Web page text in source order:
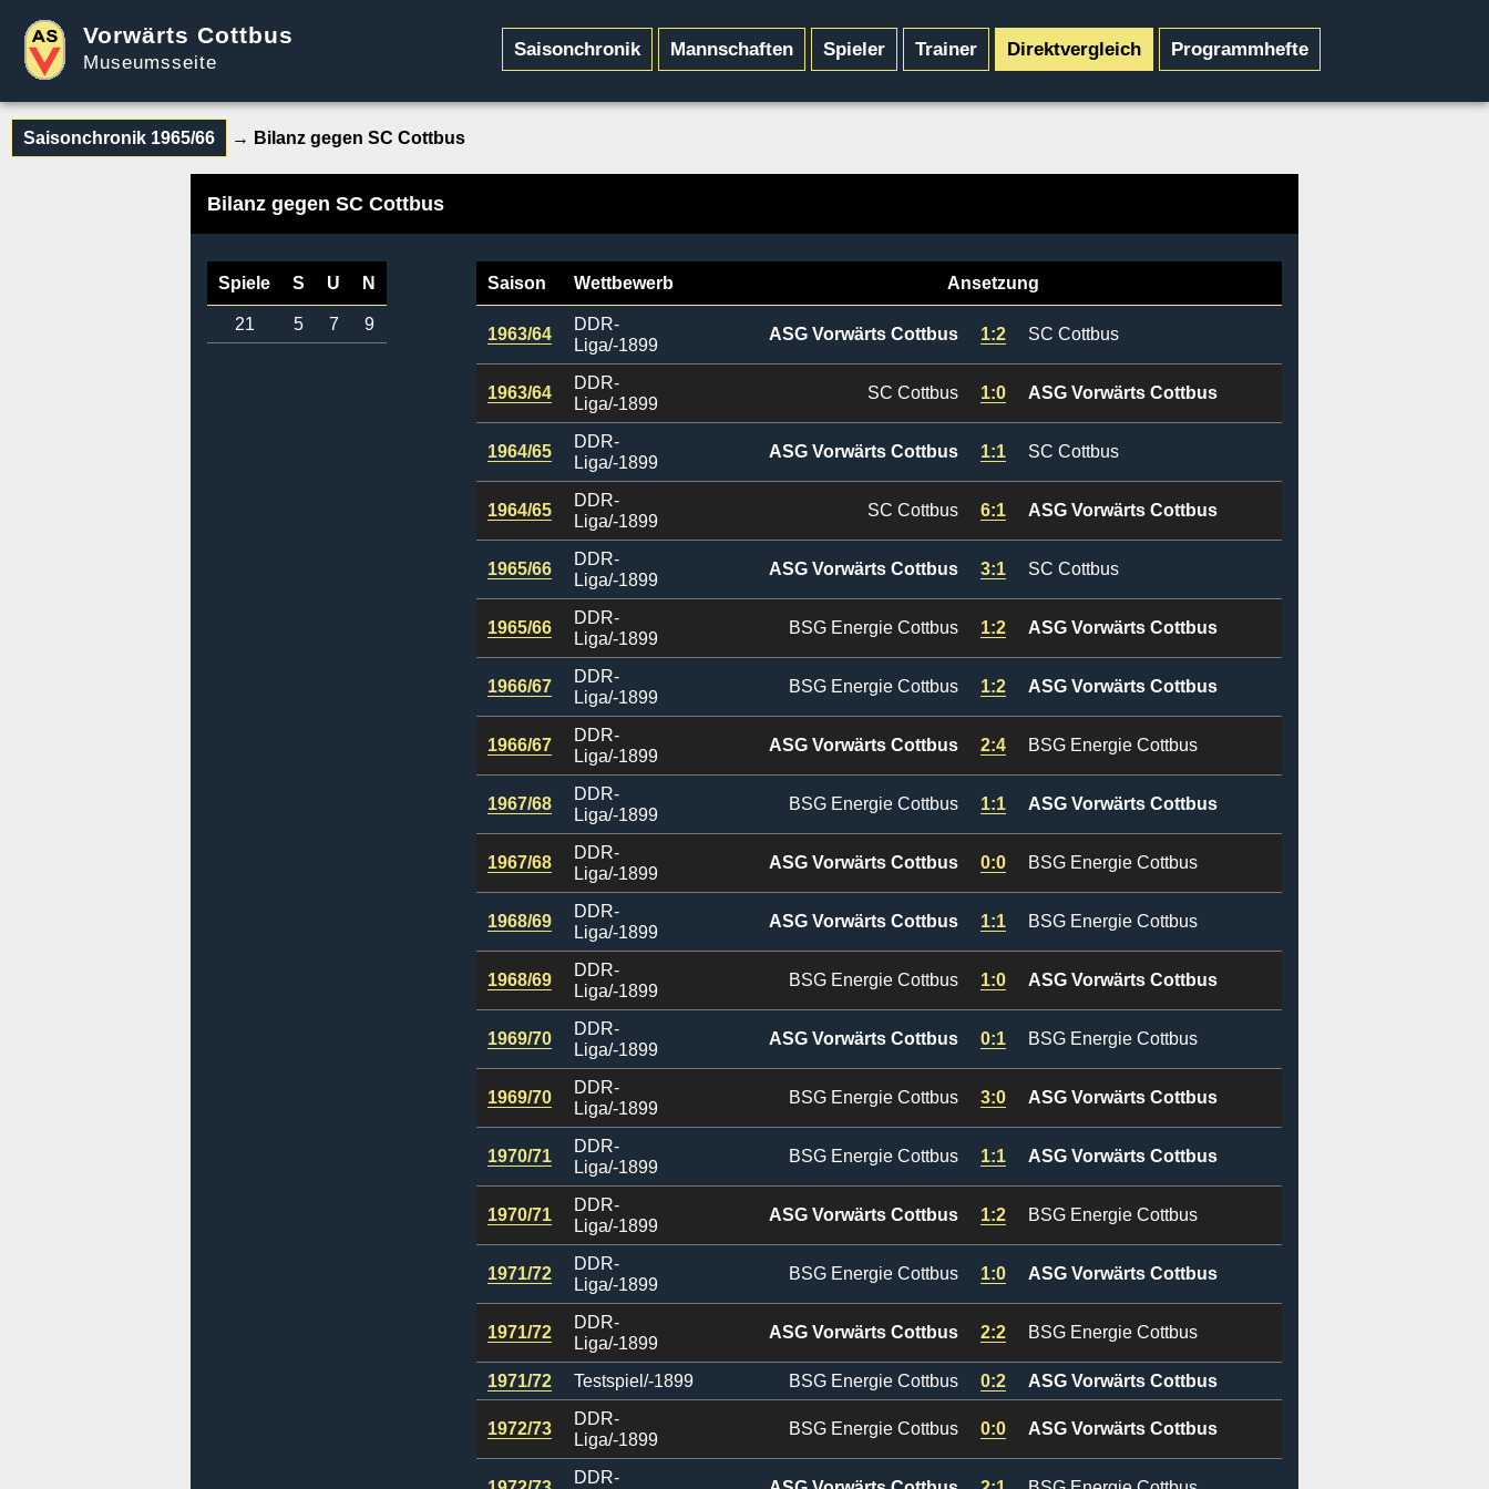
Vorwärts Cottbus
Museumsseite
Saisonchronik Mannschaften Spieler Trainer Direktvergleich Programmhefte
Saisonchronik 1965/66 → Bilanz gegen SC Cottbus
Bilanz gegen SC Cottbus
Spiele S U N
21 5 7 9
Saison Wettbewerb Ansetzung
1963/64
DDR-
Liga/-1899
ASG Vorwärts Cottbus 1:2 SC Cottbus
1963/64
DDR-
Liga/-1899
SC Cottbus 1:0 ASG Vorwärts Cottbus
1964/65
DDR-
Liga/-1899
ASG Vorwärts Cottbus 1:1 SC Cottbus
1964/65
DDR-
Liga/-1899
SC Cottbus 6:1 ASG Vorwärts Cottbus
1965/66
DDR-
Liga/-1899
ASG Vorwärts Cottbus 3:1 SC Cottbus
1965/66
DDR-
Liga/-1899
BSG Energie Cottbus 1:2 ASG Vorwärts Cottbus
1966/67
DDR-
Liga/-1899
BSG Energie Cottbus 1:2 ASG Vorwärts Cottbus
1966/67
DDR-
Liga/-1899
ASG Vorwärts Cottbus 2:4 BSG Energie Cottbus
1967/68
DDR-
Liga/-1899
BSG Energie Cottbus 1:1 ASG Vorwärts Cottbus
1967/68
DDR-
Liga/-1899
ASG Vorwärts Cottbus 0:0 BSG Energie Cottbus
1968/69
DDR-
Liga/-1899
ASG Vorwärts Cottbus 1:1 BSG Energie Cottbus
1968/69
DDR-
Liga/-1899
BSG Energie Cottbus 1:0 ASG Vorwärts Cottbus
1969/70
DDR-
Liga/-1899
ASG Vorwärts Cottbus 0:1 BSG Energie Cottbus
1969/70
DDR-
Liga/-1899
BSG Energie Cottbus 3:0 ASG Vorwärts Cottbus
1970/71
DDR-
Liga/-1899
BSG Energie Cottbus 1:1 ASG Vorwärts Cottbus
1970/71
DDR-
Liga/-1899
ASG Vorwärts Cottbus 1:2 BSG Energie Cottbus
1971/72
DDR-
Liga/-1899
BSG Energie Cottbus 1:0 ASG Vorwärts Cottbus
1971/72
DDR-
Liga/-1899
ASG Vorwärts Cottbus 2:2 BSG Energie Cottbus
1971/72 Testspiel/-1899 BSG Energie Cottbus 0:2 ASG Vorwärts Cottbus
1972/73
DDR-
Liga/-1899
BSG Energie Cottbus 0:0 ASG Vorwärts Cottbus
DDR-